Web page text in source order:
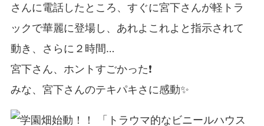
さんに電話したところ、すぐに宮下さんが軽トラ
ックで華麗に登場し、あれよこれよと指示されて
動き、さらに２時間…
宮下さん、ホントすごかった❗
みな、宮下さんのテキパキさに感動✨